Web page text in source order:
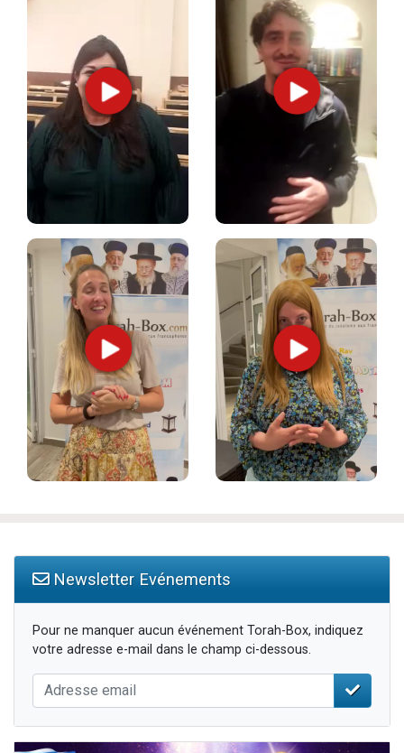
Newsletter Evénements
Pour ne manquer aucun événement Torah-Box, indiquez
votre adresse e-mail dans le champ ci-dessous.